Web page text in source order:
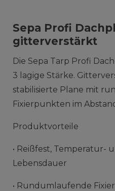
Sepa Profi
gitterverstärkt
Die Sepa Tarp Profi
3 lagige Stärke.
stabilisierte Plane mit
Fixierpunkten im
Produktvorteile
• Reißfest, Temperatur-
Lebensdauer
• Rundumlaufende